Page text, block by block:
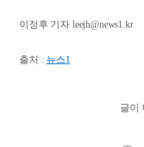
이정후 기자 leejh@news1.kr
출처 : 뉴스1
글이